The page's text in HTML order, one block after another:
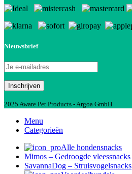
Nieuwsbrief
2025 Aware Pet Products - Argoa GmbH
Menu
Categorieën
Alle hondensnacks
Mimos – Gedroogde vleessnacks
SavannaDog – Struisvogelsnacks